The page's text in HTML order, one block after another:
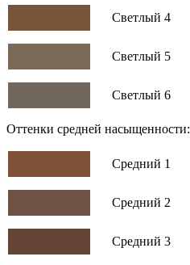
Светлый 4
Светлый 5
Светлый 6
Оттенки средней насыщенности:
Средний 1
Средний 2
Средний 3